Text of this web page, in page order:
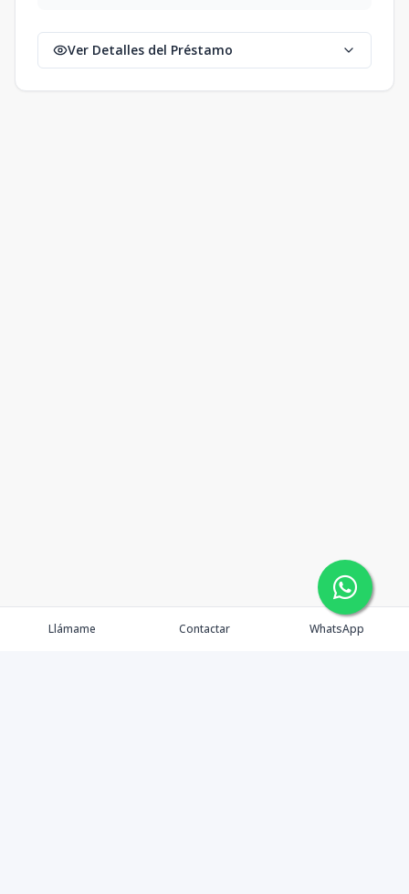
Ver Detalles del Préstamo
Llámame Contactar WhatsApp